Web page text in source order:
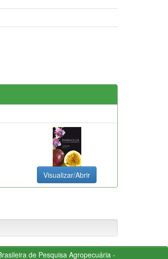
Visualizar/Abrir
de Pesquisa Agropecuária -